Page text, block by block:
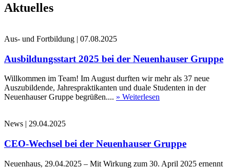
Aktuelles
Aus- und Fortbildung | 07.08.2025
Ausbildungsstart 2025 bei der Neuenhauser Gruppe
Willkommen im Team! Im August durften wir mehr als 37 neue
Auszubildende, Jahrespraktikanten und duale Studenten in der
Neuenhauser Gruppe begrüßen.... » Weiterlesen
News | 29.04.2025
CEO-Wechsel bei der Neuenhauser Gruppe
Neuenhaus, 29.04.2025 – Mit Wirkung zum 30. April 2025 ernennt